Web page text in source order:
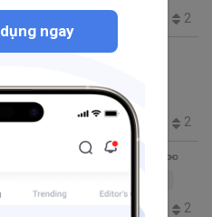
2
Q Android Q Android
2
15 phút đọc
2
ngay